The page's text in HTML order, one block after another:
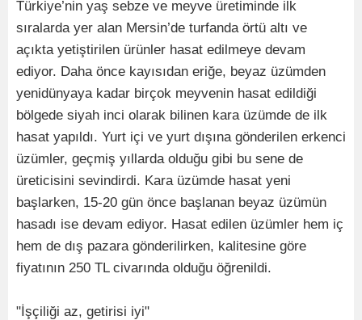
Türkiye’nin yaş sebze ve meyve üretiminde ilk
sıralarda yer alan Mersin’de turfanda örtü altı ve
açıkta yetiştirilen ürünler hasat edilmeye devam
ediyor. Daha önce kayısıdan eriğe, beyaz üzümden
yenidünyaya kadar birçok meyvenin hasat edildiği
bölgede siyah inci olarak bilinen kara üzümde de ilk
hasat yapıldı. Yurt içi ve yurt dışına gönderilen erkenci
üzümler, geçmiş yıllarda olduğu gibi bu sene de
üreticisini sevindirdi. Kara üzümde hasat yeni
başlarken, 15-20 gün önce başlanan beyaz üzümün
hasadı ise devam ediyor. Hasat edilen üzümler hem iç
hem de dış pazara gönderilirken, kalitesine göre
fiyatının 250 TL civarında olduğu öğrenildi.
"İşçiliği az, getirisi iyi"